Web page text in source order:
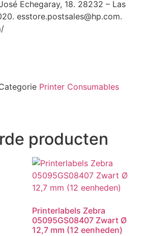
Echegaray, 18. 28232 – Las
esstore.postsales@hp.com.
Printer Consumables
producten
Printerlabels Zebra
05095GS08407 Zwart Ø
12,7 mm (12 eenheden)